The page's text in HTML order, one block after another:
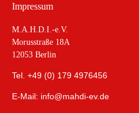
Impressum
M.A.H.D.I.-e.V.
Morusstraße 18A
12053 Berlin
Tel. +49 (0) 179 4976456
E-Mail: info@mahdi-ev.de